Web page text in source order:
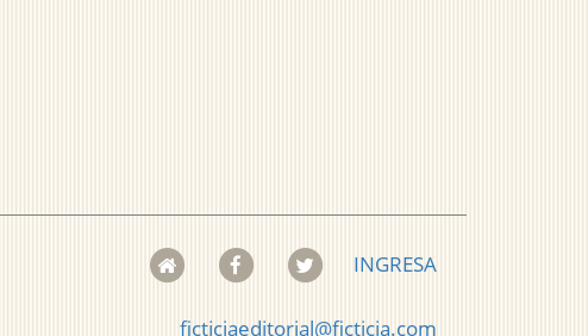
INGRESA
ficticiaeditorial@ficticia.com